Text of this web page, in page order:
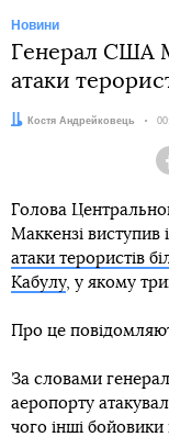
Новини
Генерал США
атаки
Автор:Костя Андрейковець
Голова
Маккензі виступив
атаки терористів
Кабулу, у якому
Про це
За словами
аеропорту
чого інші